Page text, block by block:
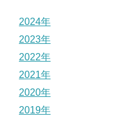
2024年
2023年
2022年
2021年
2020年
2019年